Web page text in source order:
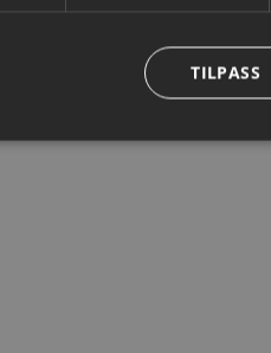
TILPASS